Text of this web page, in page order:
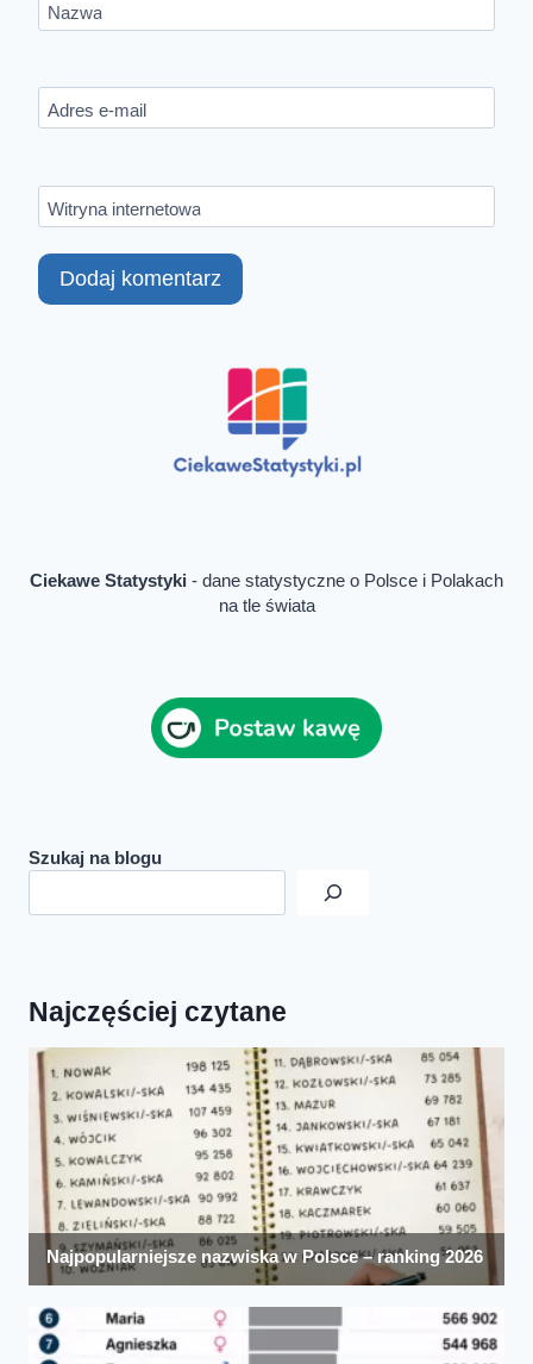
Nazwa
Adres e-mail
Witryna internetowa
Ciekawe Statystyki - dane statystyczne o Polsce i Polakach
na tle świata
Szukaj na blogu
Najczęściej czytane